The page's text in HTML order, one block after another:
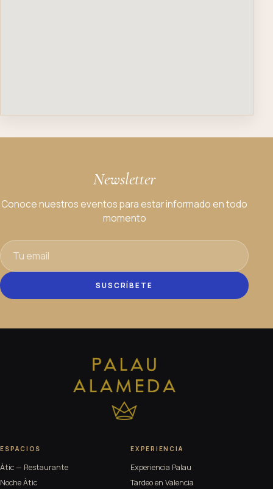
Newsletter
Conoce nuestros eventos para estar informado en todo
momento
SUSCRÍBETE
ESPACIOS
Àtic — Restaurante
Noche Àtic
EXPERIENCIA
Experiencia Palau
Tardeo en Valencia